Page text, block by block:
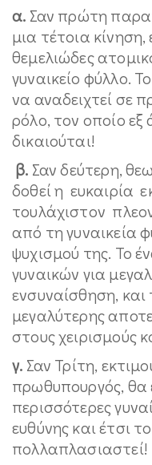
α. Σαν πρώτη
μια τέτοια
θεμελιώδες
γυναικείο φύλλο.
να αναδειχτεί σε
ρόλο, τον οποίο εξ
δικαιούται!
β. Σαν δεύτερη,
δοθεί η ευκαιρία
τουλάχιστον
από τη γυναικεία
ψυχισμού της. Το
γυναικών για
ενσυναίσθηση, και
μεγαλύτερης
στους χειρισμούς
γ. Σαν Τρίτη,
πρωθυπουργός, θα
περισσότερες
ευθύνης και έτσι
πολλαπλασιαστεί!